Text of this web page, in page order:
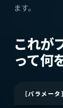
ます。
これが
って何
［パラメータ］